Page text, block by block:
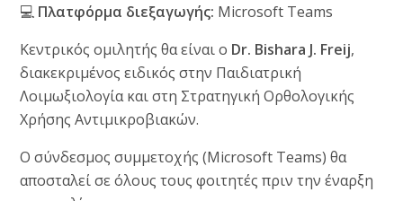
💻 Πλατφόρμα διεξαγωγής: Microsoft Teams
Κεντρικός ομιλητής θα είναι ο Dr. Bishara J. Freij,
διακεκριμένος ειδικός στην Παιδιατρική
Λοιμωξιολογία και στη Στρατηγική Ορθολογικής
Χρήσης Αντιμικροβιακών.
Ο σύνδεσμος συμμετοχής (Microsoft Teams) θα
αποσταλεί σε όλους τους φοιτητές πριν την έναρξη